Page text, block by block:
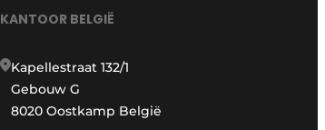
KANTOOR BELGIË
Kapellestraat 132/1
Gebouw G
8020 Oostkamp België